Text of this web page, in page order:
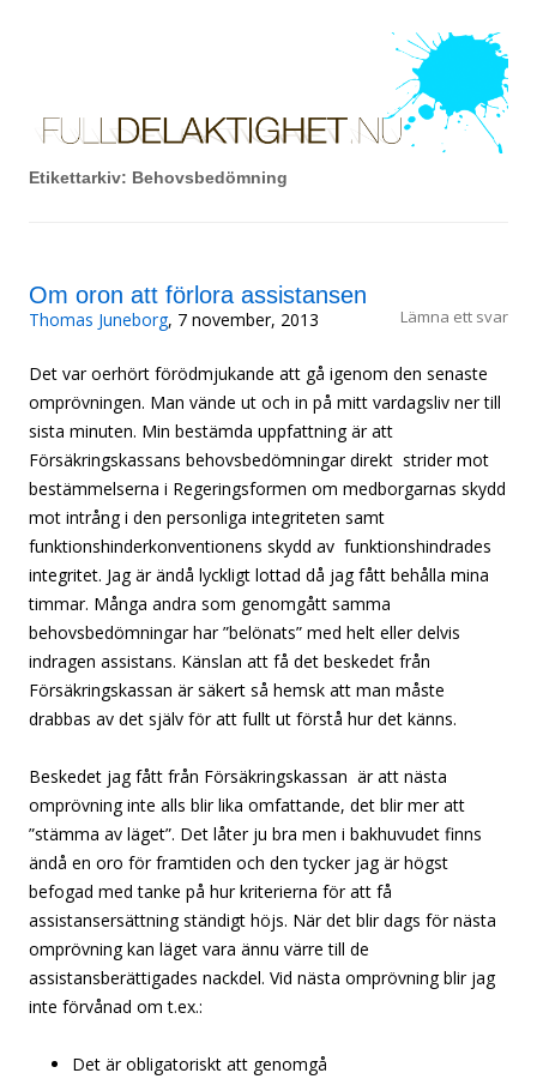
Om rätten att leva det liv du vill, oavsett funktionsförmåga.
Hoppa till innehåll
Etikettarkiv: Behovsbedömning
Om oron att förlora assistansen
Thomas Juneborg, 7 november, 2013 Lämna ett svar
Det var oerhört förödmjukande att gå igenom den senaste
omprövningen. Man vände ut och in på mitt vardagsliv ner till
sista minuten. Min bestämda uppfattning är att
Försäkringskassans behovsbedömningar direkt strider mot
bestämmelserna i Regeringsformen om medborgarnas skydd
mot intrång i den personliga integriteten samt
funktionshinderkonventionens skydd av funktionshindrades
integritet. Jag är ändå lyckligt lottad då jag fått behålla mina
timmar. Många andra som genomgått samma
behovsbedömningar har ”belönats” med helt eller delvis
indragen assistans. Känslan att få det beskedet från
Försäkringskassan är säkert så hemsk att man måste
drabbas av det själv för att fullt ut förstå hur det känns.
Beskedet jag fått från Försäkringskassan är att nästa
omprövning inte alls blir lika omfattande, det blir mer att
”stämma av läget”. Det låter ju bra men i bakhuvudet finns
ändå en oro för framtiden och den tycker jag är högst
befogad med tanke på hur kriterierna för att få
assistansersättning ständigt höjs. När det blir dags för nästa
omprövning kan läget vara ännu värre till de
assistansberättigades nackdel. Vid nästa omprövning blir jag
inte förvånad om t.ex.:
Det är obligatoriskt att genomgå